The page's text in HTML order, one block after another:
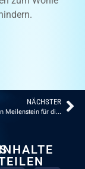
NÄCHSTER
Der EU AI Act: Ein Meilenstein für die Künstliche Intelligenz